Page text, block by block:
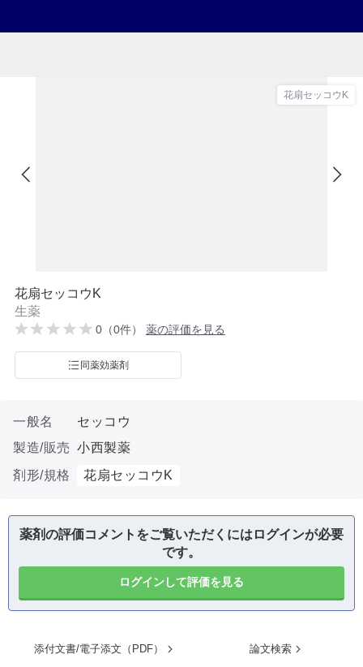
花扇セッコウK
花扇セッコウK
生薬
0（0件） 薬の評価を見る
同薬効薬剤
一般名
セッコウ
製造/販売 小西製薬
剤形/規格
花扇セッコウK
薬剤の評価コメントをご覧いただくにはログインが必要
です。
ログインして評価を見る
添付文書/電子添文（PDF） 論文検索